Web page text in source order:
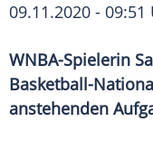
09.11.2020 - 09:51
WNBA-Spielerin
Basketball-
anstehenden